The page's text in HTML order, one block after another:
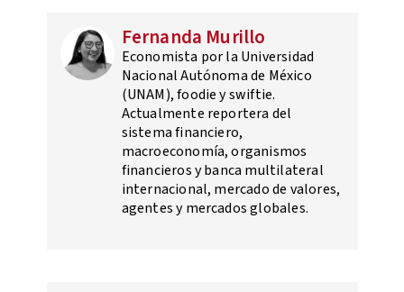
Fernanda Murillo
Economista por la Universidad
Nacional Autónoma de México
(UNAM), foodie y swiftie.
Actualmente reportera del
sistema financiero,
macroeconomía, organismos
financieros y banca multilateral
internacional, mercado de valores,
agentes y mercados globales.